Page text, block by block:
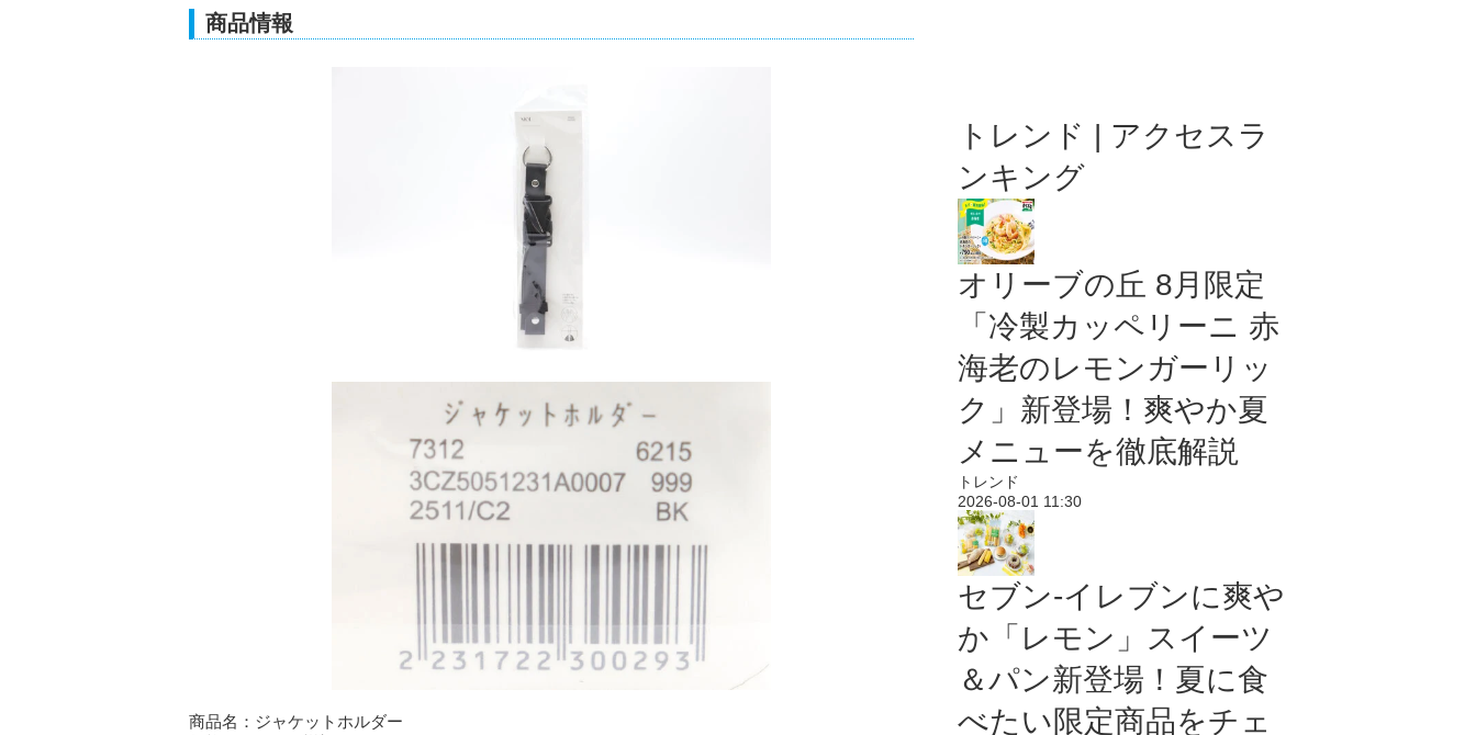
商品情報
商品名：ジャケットホルダー
トレンド | アクセスラ
ンキング
オリーブの丘 8月限定
「冷製カッペリーニ 赤
海老のレモンガーリッ
ク」新登場！爽やか夏
メニューを徹底解説
トレンド
2026-08-01 11:30
セブン‐イレブンに爽や
か「レモン」スイーツ
＆パン新登場！夏に食
べたい限定商品をチェ